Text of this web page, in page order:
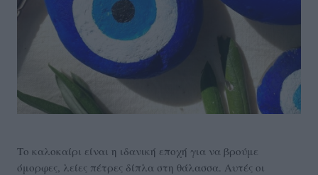
Το καλοκαίρι είναι η ιδανική εποχή για να βρούμε
όμορφες, λείες πέτρες δίπλα στη θάλασσα. Αυτές οι